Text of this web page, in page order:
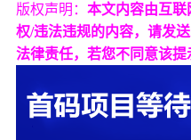
版权声明： 本文内容由互
权/违法违规的内容，请发
法律责任，若您不同意该